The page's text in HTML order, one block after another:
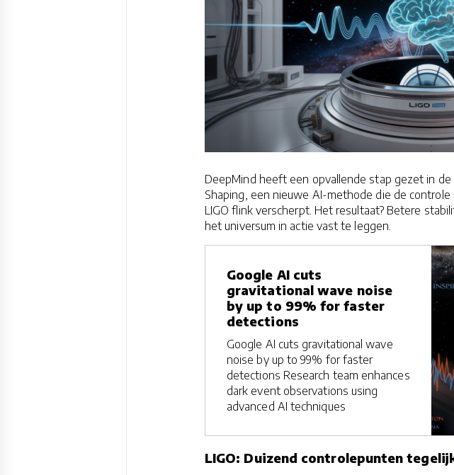
DeepMind heeft een opvallende stap gezet in
Shaping, een nieuwe AI-methode die de
LIGO flink verscherpt. Het resultaat? Betere
het universum in actie vast te leggen.
Google AI cuts
gravitational wave noise
by up to 99% for faster
detections
Google AI cuts gravitational wave
noise by up to 99% for faster
detections Research team enhances
dark event observations using
advanced AI techniques
LIGO: Duizend controlepunten